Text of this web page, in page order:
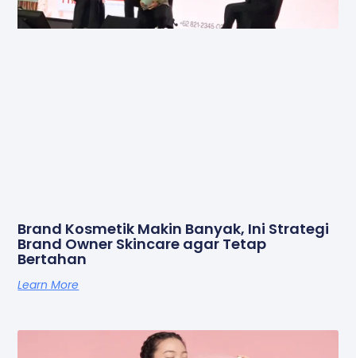
Brand Kosmetik Makin Banyak, Ini Strategi
Brand Owner Skincare agar Tetap
Bertahan
Learn More